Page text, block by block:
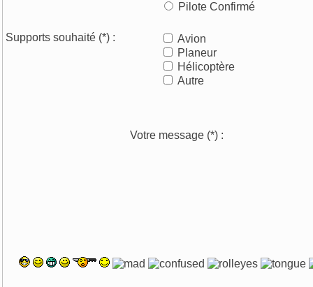
Pilote Confirmé
Supports souhaité (*) :
Avion
Planeur
Hélicoptère
Autre
Votre message (*):